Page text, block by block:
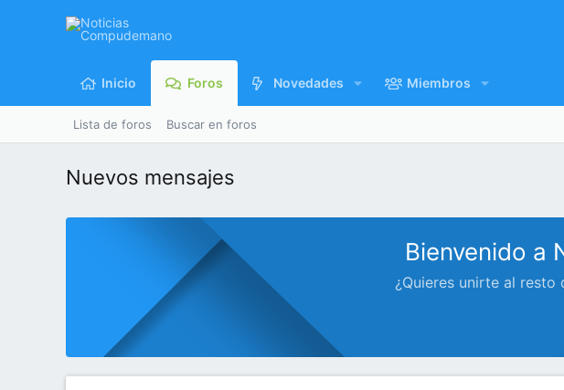
Inicio Foros Novedades Miembros
Lista de foros Buscar en foros
Nuevos mensajes
Bienvenido a
¿Quieres unirte al resto